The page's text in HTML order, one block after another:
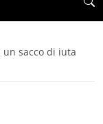
sacco di iuta